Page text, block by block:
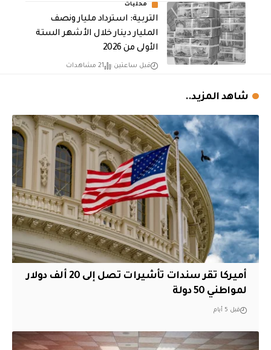
محليات
التربية: استرداد مليار ونصف
المليار دينار خلال الأشهر الستة
الأولى من 2026
قبل ساعتين 21 مشاهدات
شاهد المزيد..
أميركا تقر سندات تأشيرات تصل إلى 20 ألف دولار
لمواطني 50 دولة
قبل 5 أيام